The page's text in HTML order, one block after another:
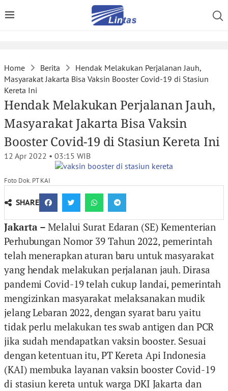
Home Berita
Hendak Melakukan Perjalanan Jauh,
Masyarakat Jakarta Bisa Vaksin Booster Covid-19 di Stasiun
Kereta Ini
Hendak Melakukan Perjalanan Jauh,
Masyarakat Jakarta Bisa Vaksin
Booster Covid-19 di Stasiun Kereta Ini
12 Apr 2022 • 03:15 WIB
Foto Dok. PT KAI
SHARE
Jakarta – Melalui Surat Edaran (SE) Kementerian
Perhubungan Nomor 39 Tahun 2022, pemerintah
telah menerapkan aturan baru untuk masyarakat
yang hendak melakukan perjalanan jauh. Dirasa
pandemi Covid-19 telah cukup landai, pemerintah
mengizinkan masyarakat melaksanakan mudik
jelang Lebaran 2022, dengan syarat baru yaitu
tidak perlu melakukan tes swab antigen dan PCR
jika sudah mendapatkan vaksin booster. Sesuai
dengan ketentuan itu, PT Kereta Api Indonesia
(KAI) membuka layanan vaksin booster Covid-19
di stasiun kereta untuk warga DKI Jakarta dan